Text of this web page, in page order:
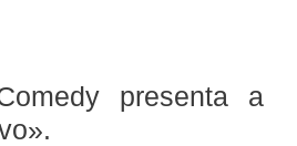
presenta a